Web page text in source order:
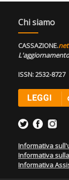
Chi siamo
CASSAZIONE.net
ISSN: 2532-8727
Informativa
Informativa
Informativa